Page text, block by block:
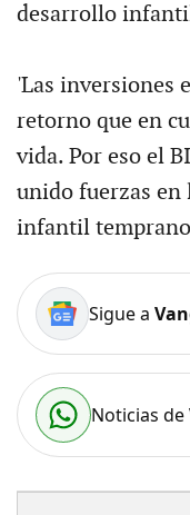
desarrollo
'Las inversiones
retorno que en
vida. Por eso el
unido fuerzas
infantil
Sigue a
Noticias de